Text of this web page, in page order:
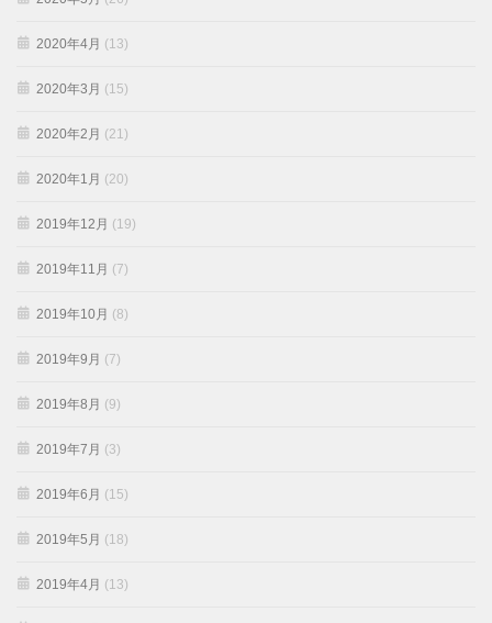
2020年4月 (13)
2020年3月 (15)
2020年2月 (21)
2020年1月 (20)
2019年12月 (19)
2019年11月 (7)
2019年10月 (8)
2019年9月 (7)
2019年8月 (9)
2019年7月 (3)
2019年6月 (15)
2019年5月 (18)
2019年4月 (13)